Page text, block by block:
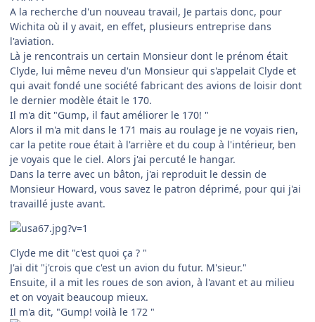
A la recherche d'un nouveau travail, Je partais donc, pour
Wichita où il y avait, en effet, plusieurs entreprise dans
l'aviation.
Là je rencontrais un certain Monsieur dont le prénom était
Clyde, lui même neveu d'un Monsieur qui s'appelait Clyde et
qui avait fondé une société fabricant des avions de loisir dont
le dernier modèle était le 170.
Il m'a dit "Gump, il faut améliorer le 170! "
Alors il m'a mit dans le 171 mais au roulage je ne voyais rien,
car la petite roue était à l'arrière et du coup à l'intérieur, ben
je voyais que le ciel. Alors j'ai percuté le hangar.
Dans la terre avec un bâton, j'ai reproduit le dessin de
Monsieur Howard, vous savez le patron déprimé, pour qui j'ai
travaillé juste avant.
Clyde me dit "c'est quoi ça ? "
J'ai dit "j'crois que c'est un avion du futur. M'sieur."
Ensuite, il a mit les roues de son avion, à l'avant et au milieu
et on voyait beaucoup mieux.
Il m'a dit, "Gump! voilà le 172 "